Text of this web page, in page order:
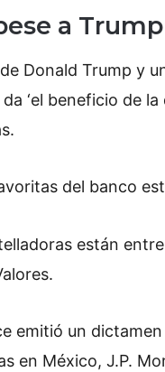
a Trump
Donald Trump y
‘el beneficio de la
del banco
están
emitió un
en México, J.P.